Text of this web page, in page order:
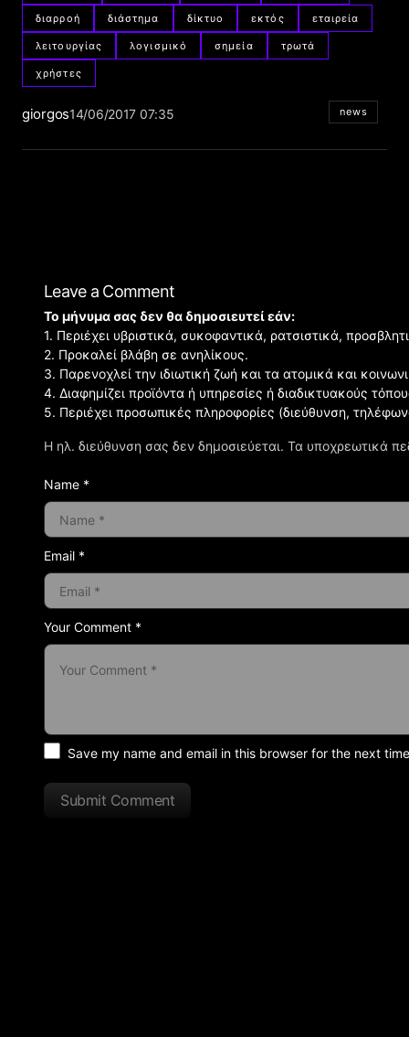
διαρροή διάστημα δίκτυο εκτός εταιρεία
λειτουργίας λογισμικό σημεία τρωτά
χρήστες
giorgos14/06/2017 07:35 news
Leave a Comment
Η ηλ. διεύθυνση σας δεν δημοσιεύεται. Τα υποχρεωτικά
Your Comment *
Το μήνυμα σας δεν θα δημοσιευτεί εάν:
1. Περιέχει υβριστικά, συκοφαντικά, ρατσιστικά,
2. Προκαλεί βλάβη σε ανηλίκους.
3. Παρενοχλεί την ιδιωτική ζωή και τα ατομικά και
4. Διαφημίζει προϊόντα ή υπηρεσίες ή διαδικτυακούς
5. Περιέχει προσωπικές πληροφορίες (διεύθυνση,
Name *
Email *
Save my name and email in this browser for the next
Submit Comment